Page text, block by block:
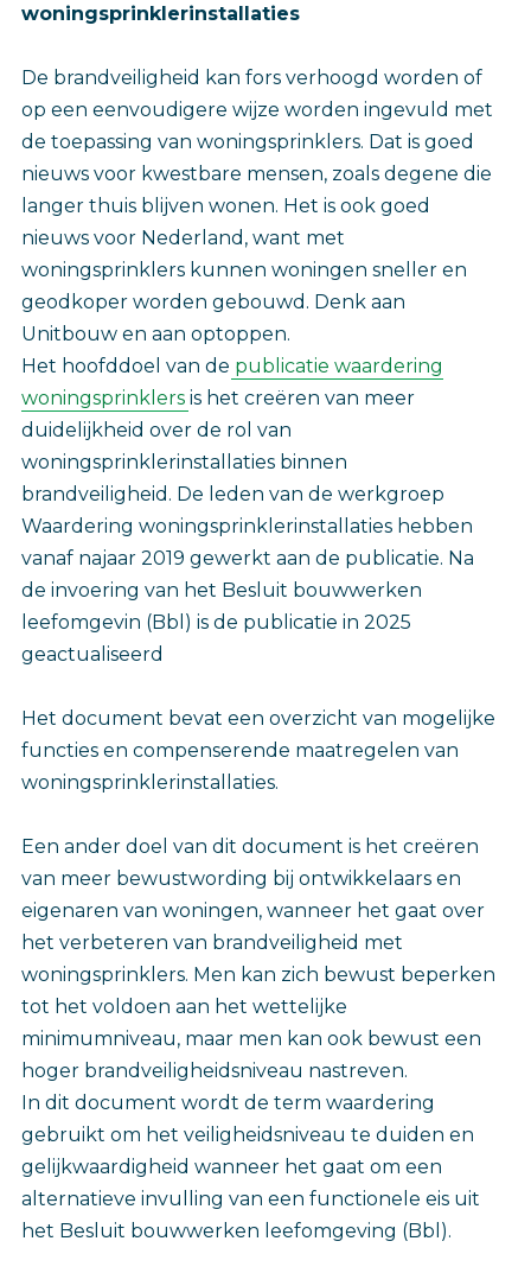
woningsprinklerinstallaties
De brandveiligheid kan fors verhoogd worden of
op een eenvoudigere wijze worden ingevuld met
de toepassing van woningsprinklers. Dat is goed
nieuws voor kwestbare mensen, zoals degene die
langer thuis blijven wonen. Het is ook goed
nieuws voor Nederland, want met
woningsprinklers kunnen woningen sneller en
geodkoper worden gebouwd. Denk aan
Unitbouw en aan optoppen. ‎
Het hoofddoel van de publicatie waardering
woningsprinklers is het creëren van meer
duidelijkheid over de rol van
woningsprinklerinstallaties binnen
brandveiligheid. De leden van de werkgroep
Waardering woningsprinklerinstallaties hebben
vanaf najaar 2019 gewerkt aan de publicatie. Na
de invoering van het Besluit bouwwerken
leefomgevin (Bbl) is de publicatie in 2025
geactualiseerd
Het document bevat een overzicht van mogelijke
functies en compenserende maatregelen van
woningsprinklerinstallaties.
Een ander doel van dit document is het creëren
van meer bewustwording bij ontwikkelaars en
eigenaren van woningen, wanneer het gaat over
het verbeteren van brandveiligheid met
woningsprinklers. Men kan zich bewust beperken
tot het voldoen aan het wettelijke
minimumniveau, maar men kan ook bewust een
hoger brandveiligheidsniveau nastreven.
In dit document wordt de term waardering
gebruikt om het veiligheidsniveau te duiden en
gelijkwaardigheid wanneer het gaat om een
alternatieve invulling van een functionele eis uit
het Besluit bouwwerken leefomgeving (Bbl).